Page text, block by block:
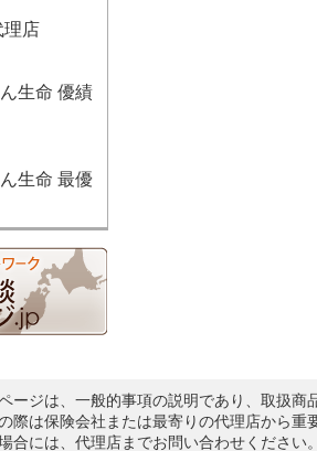
理店
生命 優績
生命 最優
ージは、一般的事項の説明であり、取扱
際は保険会社または最寄りの代理店から
合には、代理店までお問い合わせください。